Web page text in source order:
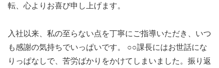
転、心よりお喜び申し上げます。
入社以来、私の至らない点を丁寧にご指導いただき、いつ
も感謝の気持ちでいっぱいです。 ○○課長にはお世話にな
りっぱなしで、苦労ばかりをかけてしまいました。振り返